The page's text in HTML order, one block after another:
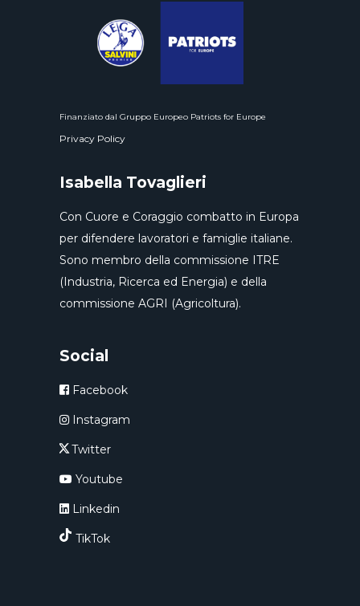
Finanziato dal Gruppo Europeo Patriots for Europe
Privacy Policy
Isabella Tovaglieri
Con Cuore e Coraggio combatto in Europa
per difendere lavoratori e famiglie italiane.
Sono membro della commissione ITRE
(Industria, Ricerca ed Energia) e della
commissione AGRI (Agricoltura).
Social
Facebook
Instagram
Twitter
Youtube
Linkedin
TikTok